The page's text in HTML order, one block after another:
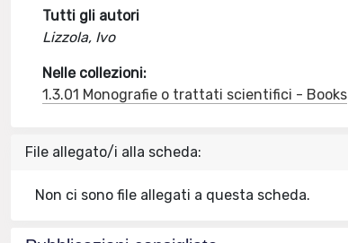
Tutti gli autori
Lizzola, Ivo
Nelle collezioni:
1.3.01 Monografie o trattati scientifici - Books
File allegato/i alla scheda:
Non ci sono file allegati a questa scheda.